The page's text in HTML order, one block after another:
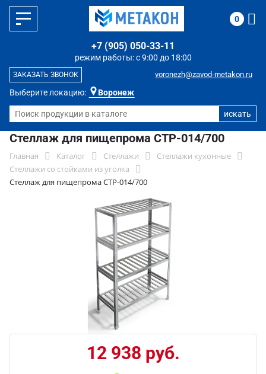
Выберите локацию: Воронеж
режим работы: с 9:00 до 18:00
+7 (905) 050-33-11
voronezh@zavod-metakon.ru
ЗАКАЗАТЬ ЗВОНОК
0
Стеллаж для пищепрома СТР-014/700
Главная Каталог Стеллажи
Стеллажи кухонные
Стеллажи со стойками из уголка
Стеллаж для пищепрома СТР-014/700
12 938 руб.